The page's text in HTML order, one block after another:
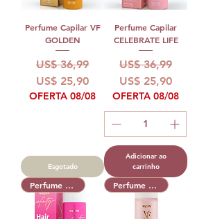
Perfume Capilar VF
GOLDEN
Preço normal
US$ 36,99Preço promocional
US$ 25,90
OFERTA 08/08
Esgotado
Perfume Capilar
CELEBRATE LIFE
Preço normal
US$ 36,99
Preço
US$ 25,90
OFERTA 08/08
Adicionar ao
carrinho
Perfume Capilar Perfume Capilar